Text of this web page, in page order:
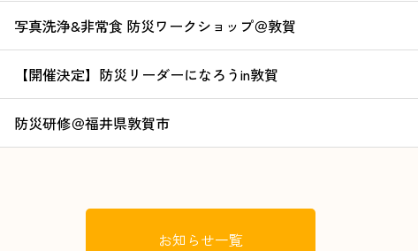
写真洗浄&非常食 防災ワークショップ＠敦賀
【開催決定】防災リーダーになろうin敦賀
防災研修＠福井県敦賀市
お知らせ一覧